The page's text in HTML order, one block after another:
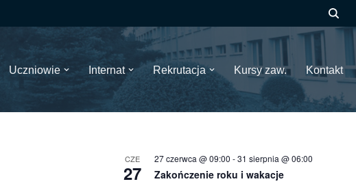
Uczniowie Internat Rekrutacja Kursy zaw. Kontakt
CZE
27
27 czerwca @ 09:00 -31 sierpnia @ 06:00
Zakończenie roku i wakacje